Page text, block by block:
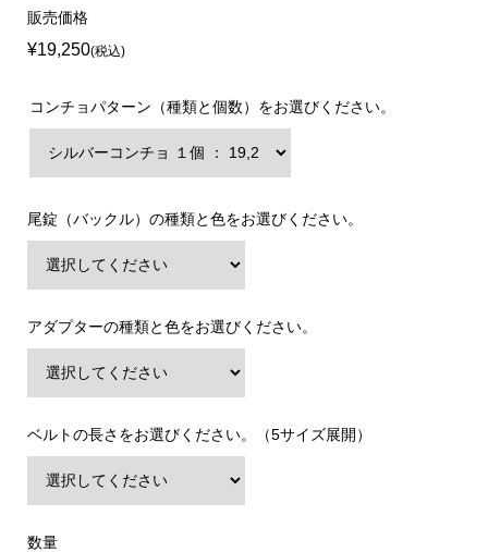
販売価格
¥19,250(税込)
コンチョパターン（種類と個数）をお選びください。
尾錠（バックル）の種類と色をお選びください。
アダプターの種類と色をお選びください。
ベルトの長さをお選びください。（5サイズ展開）
数量